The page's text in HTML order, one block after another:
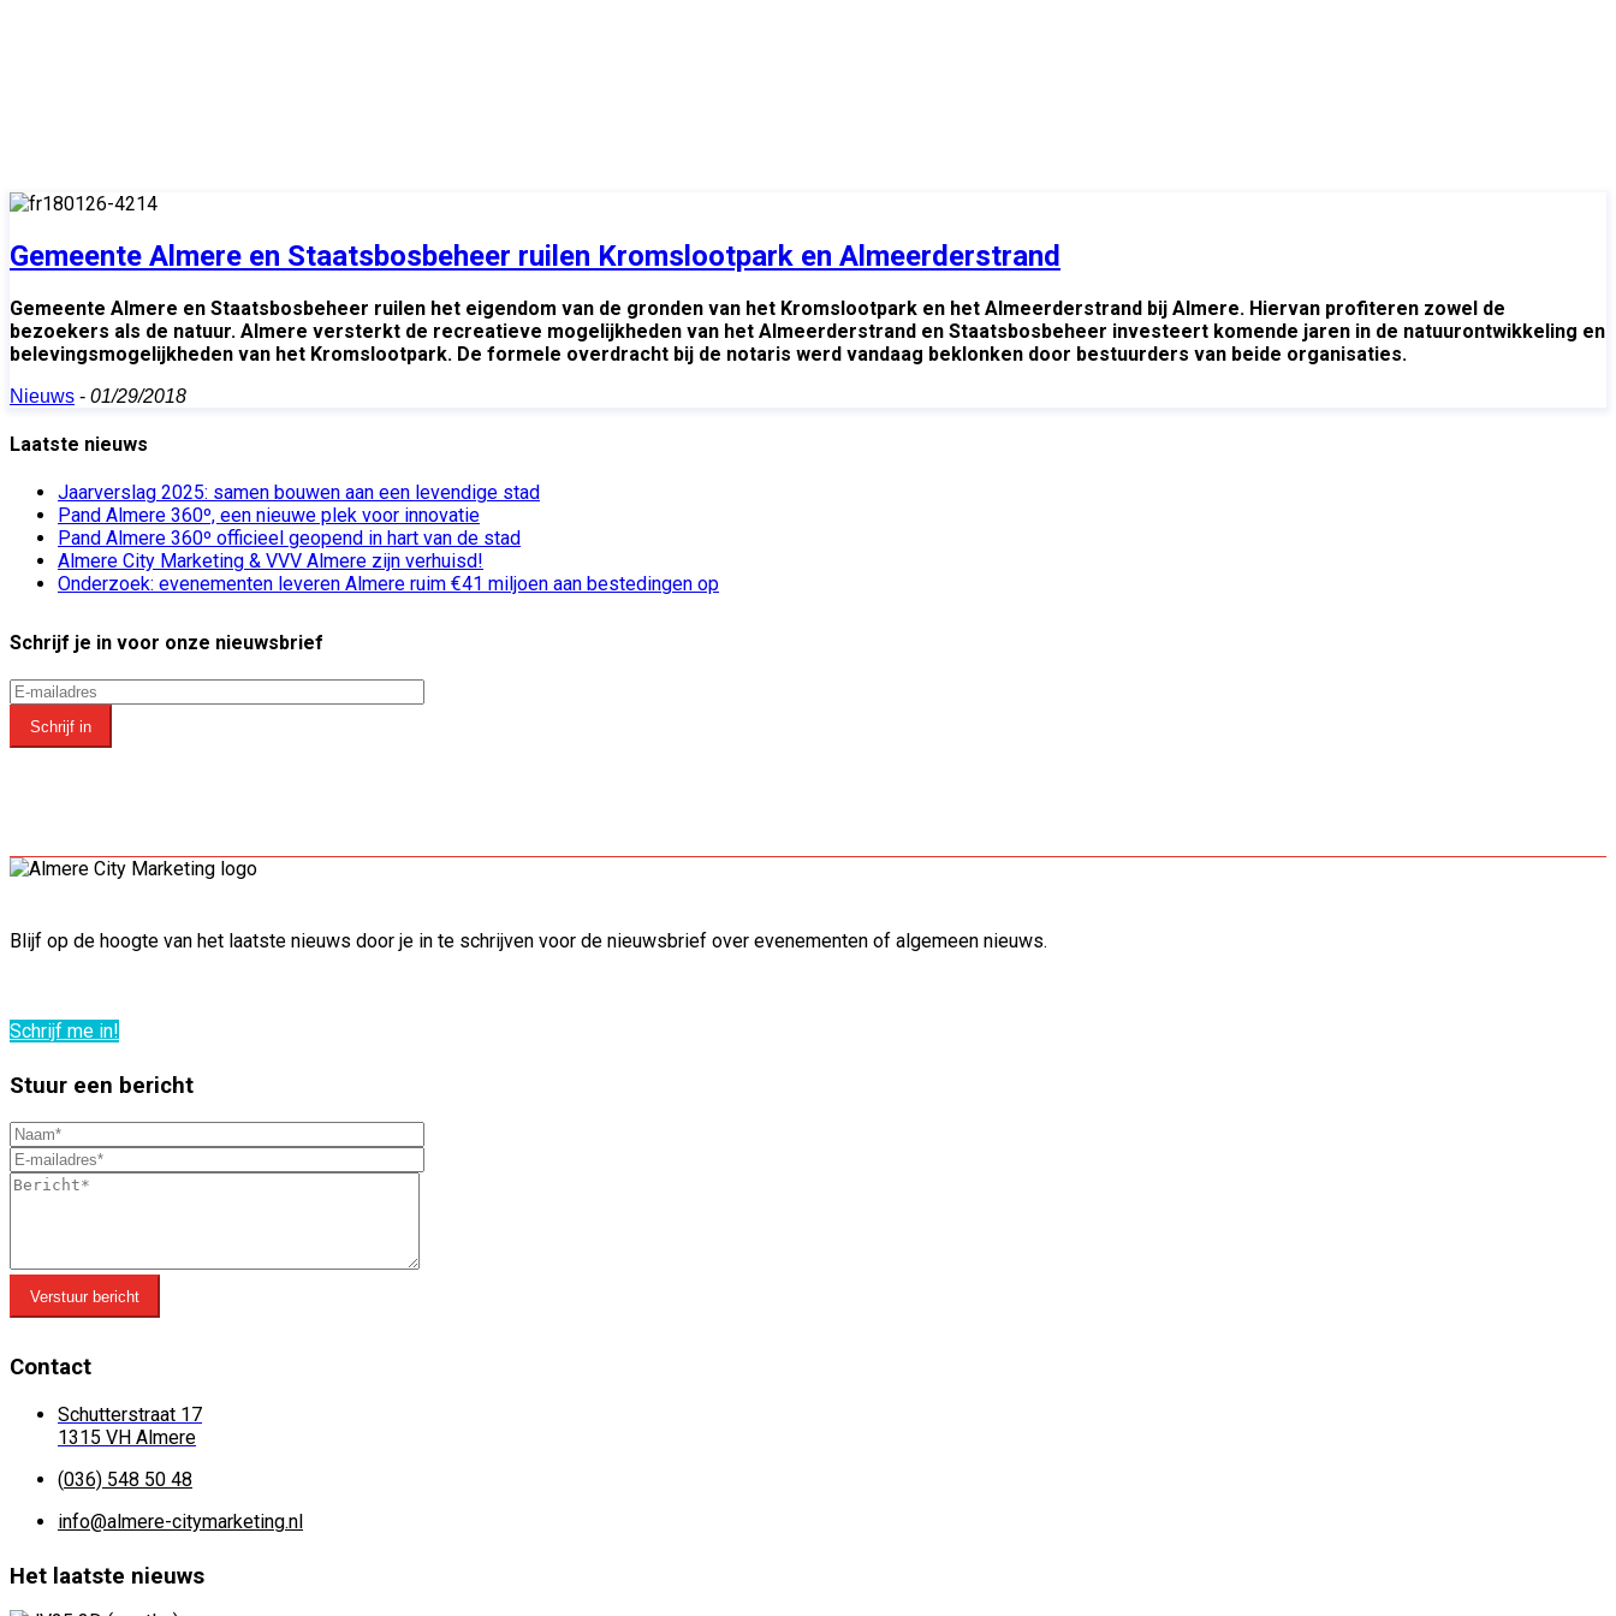
Gemeente Almere en Staatsbosbeheer ruilen Kromslootpark en Almeerderstrand
Gemeente Almere en Staatsbosbeheer ruilen het eigendom van de gronden van het Kromslootpark en het Almeerderstrand bij Almere. Hiervan profiteren zowel de
bezoekers als de natuur. Almere versterkt de recreatieve mogelijkheden van het Almeerderstrand en Staatsbosbeheer investeert komende jaren in de natuurontwikkeling en
belevingsmogelijkheden van het Kromslootpark. De formele overdracht bij de notaris werd vandaag beklonken door bestuurders van beide organisaties.
Nieuws - 01/29/2018
Laatste nieuws
Jaarverslag 2025: samen bouwen aan een levendige stad
Pand Almere 360º, een nieuwe plek voor innovatie
Pand Almere 360º officieel geopend in hart van de stad
Almere City Marketing & VVV Almere zijn verhuisd!
Onderzoek: evenementen leveren Almere ruim €41 miljoen aan bestedingen op
Schrijf je in voor onze nieuwsbrief
Schrijf in
Blijf op de hoogte van het laatste nieuws door je in te schrijven voor de nieuwsbrief over evenementen of algemeen nieuws.
Schrijf me in!
Stuur een bericht
Verstuur bericht
Contact
Schutterstraat 17
1315 VH Almere
(036) 548 50 48
info@almere-citymarketing.nl
Het laatste nieuws